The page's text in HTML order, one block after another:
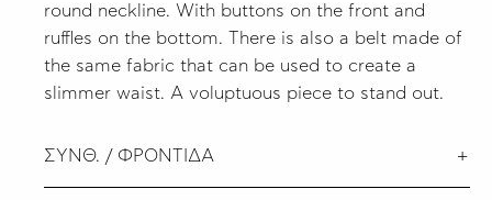
round neckline. With buttons on the front and
ruffles on the bottom. There is also a belt made of
the same fabric that can be used to create a
slimmer waist. A voluptuous piece to stand out.
ΣΥΝΘ. / ΦΡΟΝΤΙΔΑ